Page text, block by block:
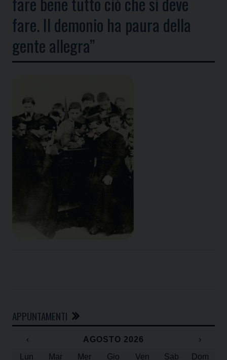
fare. Il demonio ha paura della
gente allegra”
APPUNTAMENTI
‹ AGOSTO 2026
›
Lun
Mar Mer Gio Ven Sab Dom